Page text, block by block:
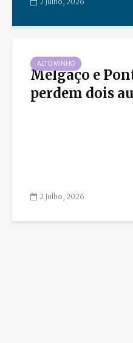
ALTO MINHO
Melgaço e
perdem dois
2 Julho, 2026